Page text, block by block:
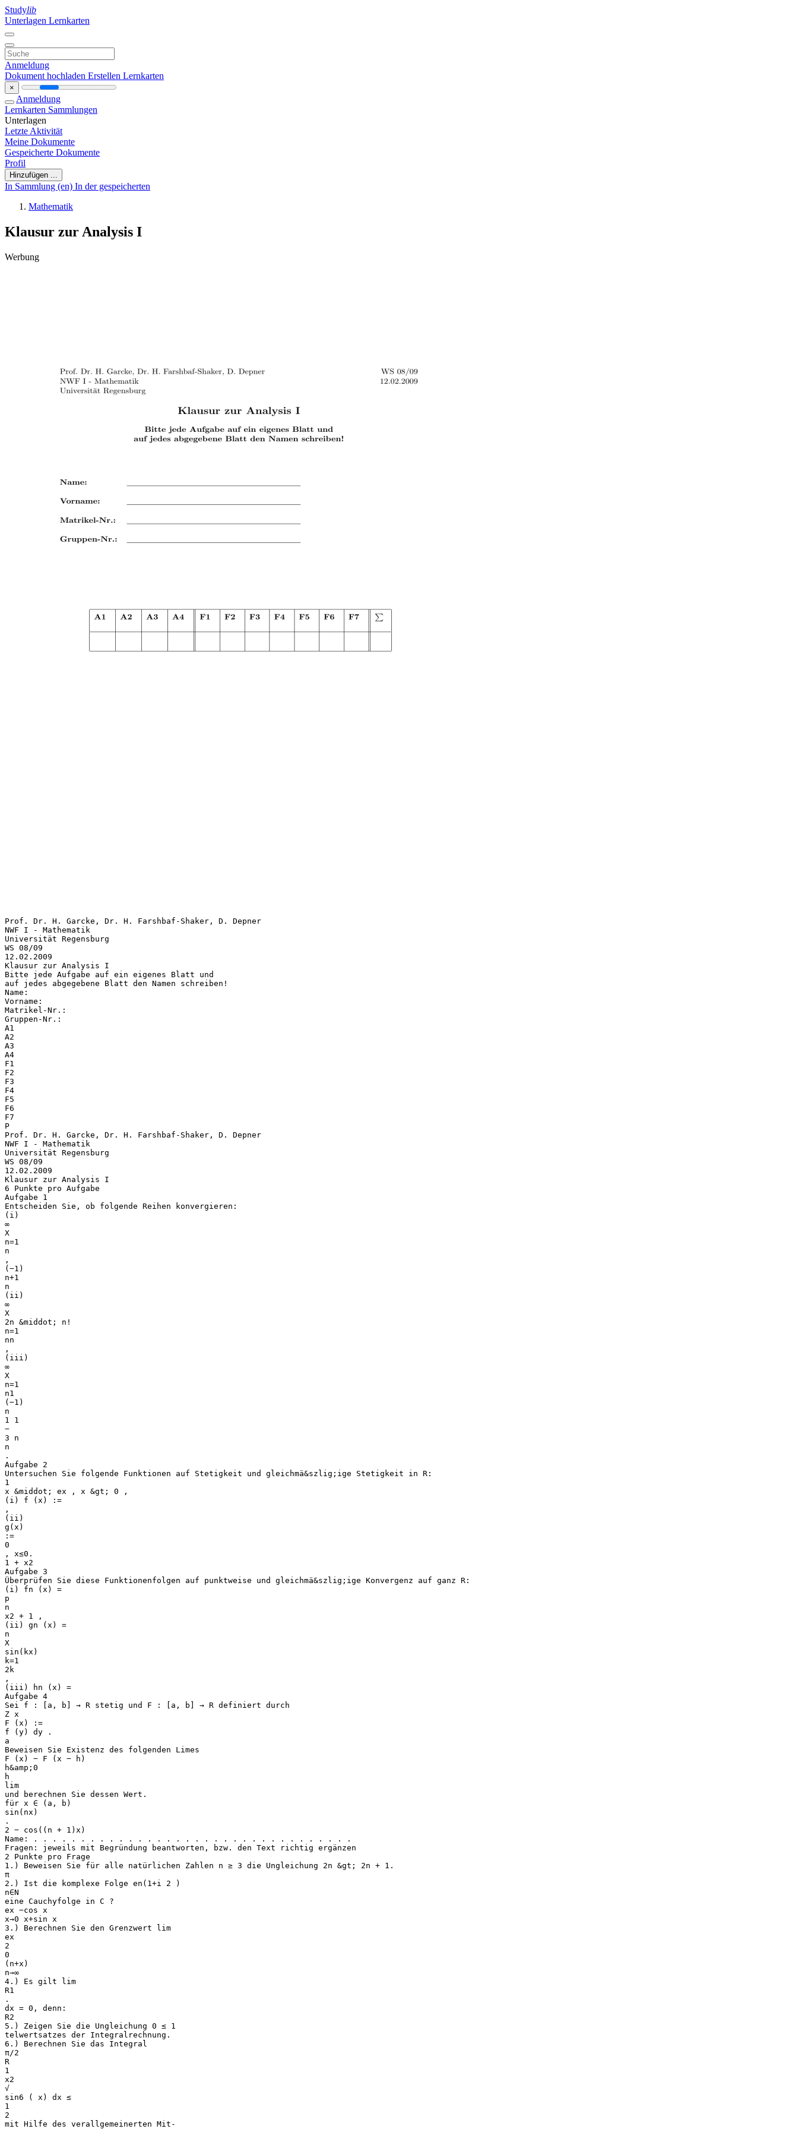
Studylib
Unterlagen Lernkarten
Anmeldung
Dokument hochladen Erstellen Lernkarten
×
Anmeldung
Lernkarten Sammlungen
Unterlagen
Letzte Aktivität
Meine Dokumente
Gespeicherte Dokumente
Profil
Hinzufügen ...
In Sammlung (en) In der gespeicherten
Mathematik
Klausur zur Analysis I
Werbung
Prof. Dr. H. Garcke, Dr. H. Farshbaf-Shaker, D. Depner
NWF I - Mathematik
Universität Regensburg
WS 08/09
12.02.2009
Klausur zur Analysis I
Bitte jede Aufgabe auf ein eigenes Blatt und
auf jedes abgegebene Blatt den Namen schreiben!
Name:
Vorname:
Matrikel-Nr.:
Gruppen-Nr.:
A1
A2
A3
A4
F1
F2
F3
F4
F5
F6
F7
P
Prof. Dr. H. Garcke, Dr. H. Farshbaf-Shaker, D. Depner
NWF I - Mathematik
Universität Regensburg
WS 08/09
12.02.2009
Klausur zur Analysis I
6 Punkte pro Aufgabe
Aufgabe 1
Entscheiden Sie, ob folgende Reihen konvergieren:
(i)
∞
X
n=1
n
,
(−1)
n+1
n
(ii)
∞
X
2n &middot; n!
n=1
nn
,
(iii)
∞
X
n=1
n1
(−1)
n
1 1
−
3 n
n
.
Aufgabe 2
Untersuchen Sie folgende Funktionen auf Stetigkeit und gleichmä&szlig;ige Stetigkeit in R:
1
x &middot; ex , x &gt; 0 ,
(i) f (x) :=
,
(ii)
g(x)
:=
0
, x≤0.
1 + x2
Aufgabe 3
Überprüfen Sie diese Funktionenfolgen auf punktweise und gleichmä&szlig;ige Konvergenz auf ganz R:
(i) fn (x) =
p
n
x2 + 1 ,
(ii) gn (x) =
n
X
sin(kx)
k=1
2k
,
(iii) hn (x) =
Aufgabe 4
Sei f : [a, b] → R stetig und F : [a, b] → R definiert durch
Z x
F (x) :=
f (y) dy .
a
Beweisen Sie Existenz des folgenden Limes
F (x) − F (x − h)
h&amp;0
h
lim
und berechnen Sie dessen Wert.
für x ∈ (a, b)
sin(nx)
.
2 − cos((n + 1)x)
Name: . . . . . . . . . . . . . . . . . . . . . . . . . . . . . . . . . .
Fragen: jeweils mit Begründung beantworten, bzw. den Text richtig ergänzen
2 Punkte pro Frage
1.) Beweisen Sie für alle natürlichen Zahlen n ≥ 3 die Ungleichung 2n &gt; 2n + 1.
π
2.) Ist die komplexe Folge en(1+i 2 )
n∈N
eine Cauchyfolge in C ?
ex −cos x
x→0 x+sin x
3.) Berechnen Sie den Grenzwert lim
ex
2
0
(n+x)
n→∞
4.) Es gilt lim
R1
.
dx = 0, denn:
R2
5.) Zeigen Sie die Ungleichung 0 ≤ 1
telwertsatzes der Integralrechnung.
6.) Berechnen Sie das Integral
π/2
R
1
x2
√
sin6 ( x) dx ≤
1
2
mit Hilfe des verallgemeinerten Mit-